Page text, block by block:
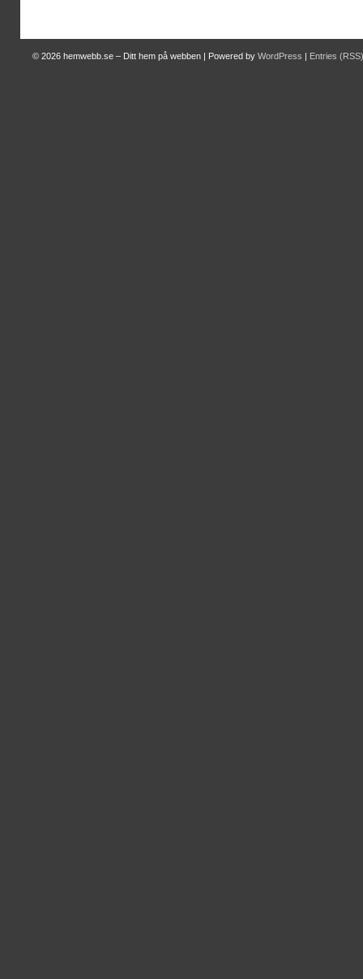
© 2026 hemwebb.se – Ditt hem på webben | Powered by WordPress | Entries (RSS)